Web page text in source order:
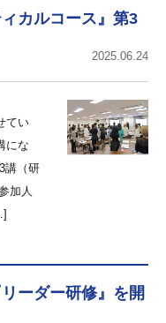
カルコース』第3
2025.06.24
てい
にな
講（研
加人
ーダー研修』を開